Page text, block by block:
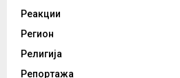
Реакции
Регион
Религија
Репортажа